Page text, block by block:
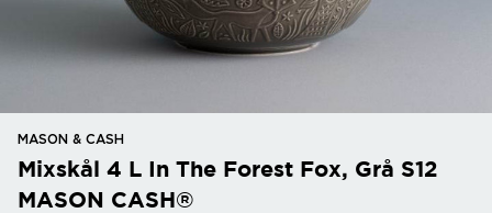
MASON & CASH
Mixskål 4 L In The Forest Fox, Grå S12
MASON CASH®